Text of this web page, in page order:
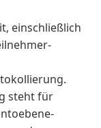
einschließlich
steht für